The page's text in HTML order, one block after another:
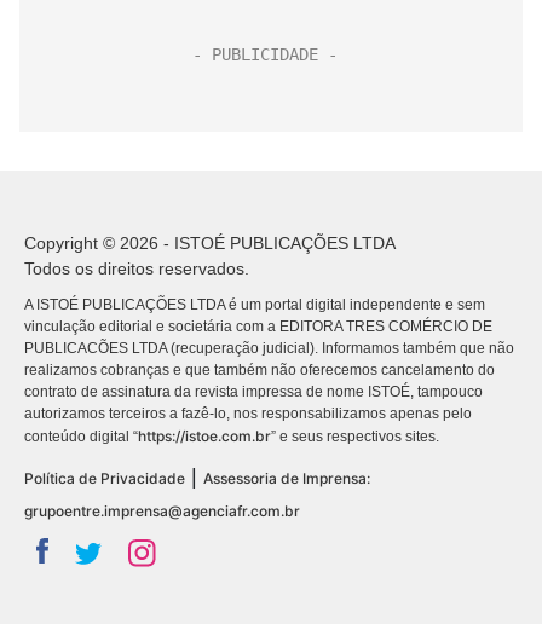
Copyright © 2026 - ISTOÉ PUBLICAÇÕES LTDA
Todos os direitos reservados.
A ISTOÉ PUBLICAÇÕES LTDA é um portal digital independente e sem
vinculação editorial e societária com a EDITORA TRES COMÉRCIO DE
PUBLICACÕES LTDA (recuperação judicial). Informamos também que não
realizamos cobranças e que também não oferecemos cancelamento do
contrato de assinatura da revista impressa de nome ISTOÉ, tampouco
autorizamos terceiros a fazê-lo, nos responsabilizamos apenas pelo
conteúdo digital “https://istoe.com.br” e seus respectivos sites.
Política de Privacidade
Assessoria de Imprensa:
grupoentre.imprensa@agenciafr.com.br